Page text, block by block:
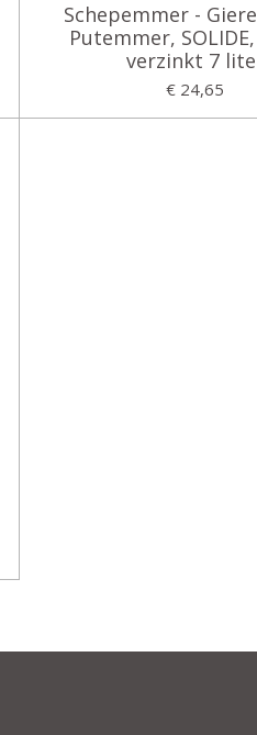
Schepemmer -
Putemmer, SOLIDE,
verzinkt 7
€ 24,65